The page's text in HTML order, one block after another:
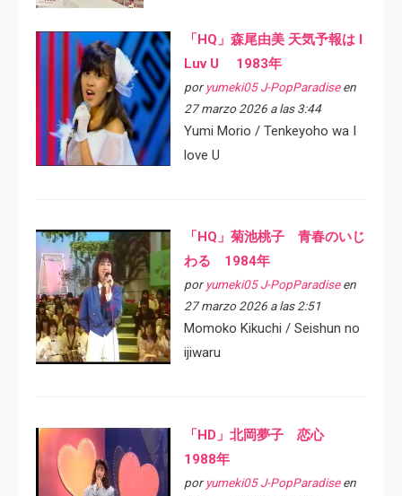
「HQ」森尾由美 天気予報は I
Luv U 1983年
por yumeki05 J-PopParadiseen
27 marzo 2026 a las 3:44
Yumi Morio / Tenkeyoho wa I
love U
「HQ」菊池桃子 青春のいじ
わる 1984年
por yumeki05 J-PopParadiseen
27 marzo 2026 a las 2:51
Momoko Kikuchi / Seishun no
ijiwaru
「HD」北岡夢子 恋心
1988年
por yumeki05 J-PopParadiseen